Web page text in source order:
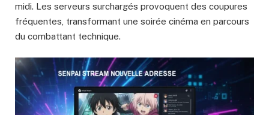
midi. Les serveurs surchargés provoquent des coupures
fréquentes, transformant une soirée cinéma en parcours
du combattant technique.